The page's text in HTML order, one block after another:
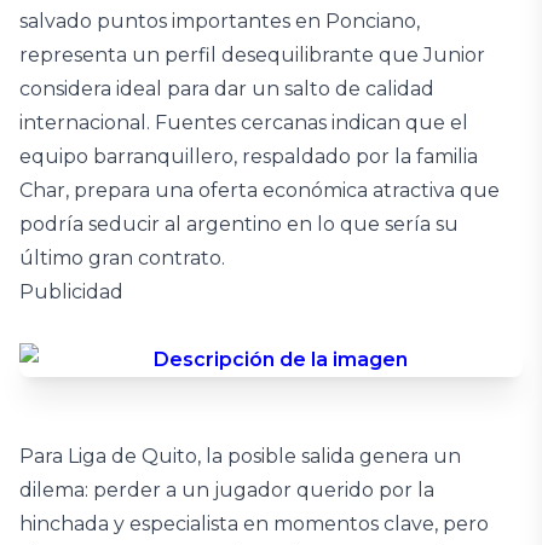
salvado puntos importantes en Ponciano,
representa un perfil desequilibrante que Junior
considera ideal para dar un salto de calidad
internacional. Fuentes cercanas indican que el
equipo barranquillero, respaldado por la familia
Char, prepara una oferta económica atractiva que
podría seducir al argentino en lo que sería su
último gran contrato.
Publicidad
Para Liga de Quito, la posible salida genera un
dilema: perder a un jugador querido por la
hinchada y especialista en momentos clave, pero